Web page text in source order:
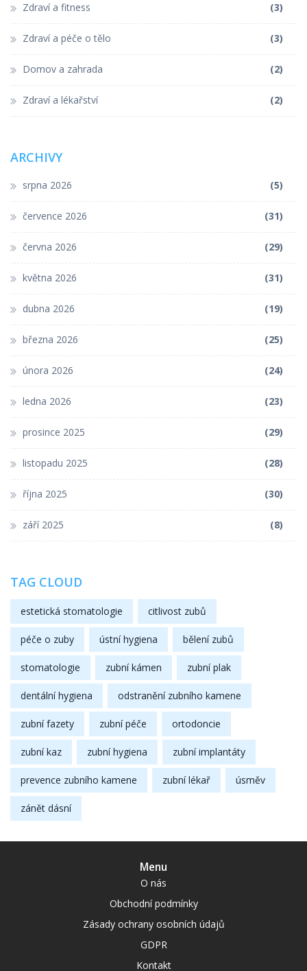
Zdraví a fitness (3)
Zdraví a péče o tělo (3)
Domov a zahrada (2)
Zdraví a lékařství (2)
ARCHIVY
srpna 2026 (5)
července 2026 (31)
června 2026 (29)
května 2026 (31)
dubna 2026 (19)
března 2026 (25)
února 2026 (24)
ledna 2026 (23)
prosince 2025 (29)
listopadu 2025 (28)
října 2025 (30)
září 2025 (8)
TAG CLOUD
estetická stomatologie citlivost zubů
péče o zuby ústní hygiena bělení zubů
stomatologie zubní kámen zubní plak
dentální hygiena odstranění zubního kamene
zubní fazety zubní péče ortodoncie
zubní kaz zubní hygiena zubní implantáty
prevence zubního kamene zubní lékař úsměv
zánět dásní
Menu
O nás
Obchodní podmínky
Zásady ochrany osobních údajů
GDPR
Kontakt